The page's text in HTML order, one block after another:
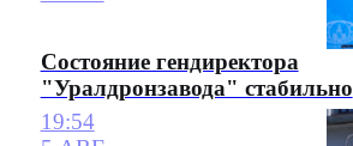
Состояние гендиректора
"Уралдронзавода" стабильно
19:54